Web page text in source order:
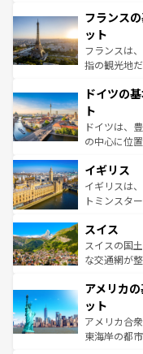
なお、新着
しい。
文化が根付
れる闘牛、
る。首都マ
アートに溢
せる。地方
ンテンツ一覧
フランス
ット
フランスは
指の観光地
で、幅広い
聖堂、美し
から魅了す
れ、フラン
香り高いラ
らに、パリ
も豊かな歴
を参照して
ドイツの
ト
ドイツは、
の中心に位
顔を持つこ
ルリンの文
してライン
は、お酒好きな
ドイツ情報は
イギリス
イギリスは
トミンスタ
リアごとに
ティー、ビ
戦など、本
ンツ一覧を
スイス
スイスの国
な交通網が
の建物がそ
博物館もあ
ことができ
者向けの交
アメリカ
ット
アメリカ合
東海岸の都